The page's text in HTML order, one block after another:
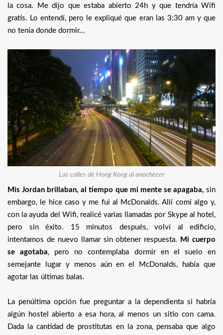
la cosa. Me dijo que estaba abierto 24h y que tendría Wifi
gratis. Lo entendí, pero le expliqué que eran las 3:30 am y que
no tenía donde dormir…
Las calles de Hong Kong al anochecer
Mis Jordan brillaban, al tiempo que mi mente se apagaba, sin
embargo, le hice caso y me fui al McDonalds. Allí comí algo y,
con la ayuda del Wifi, realicé varias llamadas por Skype al hotel,
pero sin éxito. 15 minutos después, volví al edificio,
intentamos de nuevo llamar sin obtener respuesta.
Mi cuerpo
se agotaba, pero no contemplaba dormir en el suelo en
semejante lugar y menos aún en el McDonalds, había que
agotar las últimas balas.
La penúltima opción fue preguntar a la dependienta si habría
algún hostel abierto a esa hora, al menos un sitio con cama.
Dada la cantidad de prostitutas en la zona, pensaba que algo